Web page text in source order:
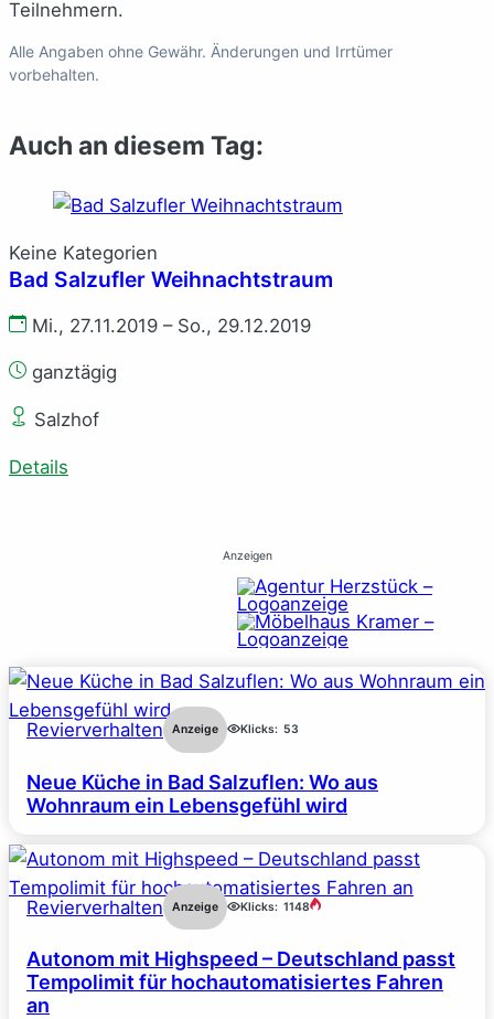
Teilnehmern.
Alle Angaben ohne Gewähr. Änderungen und Irrtümer
vorbehalten.
Auch an diesem Tag:
Keine Kategorien
Bad Salzufler Weihnachtstraum
Mi., 27.11.2019 – So., 29.12.2019
ganztägig
Salzhof
Details
Anzeigen
Revierverhalten Anzeige Klicks: 53
Neue Küche in Bad Salzuflen: Wo aus
Wohnraum ein Lebensgefühl wird
Revierverhalten Anzeige Klicks: 1148
Autonom mit Highspeed – Deutschland passt
Tempolimit für hochautomatisiertes Fahren
an